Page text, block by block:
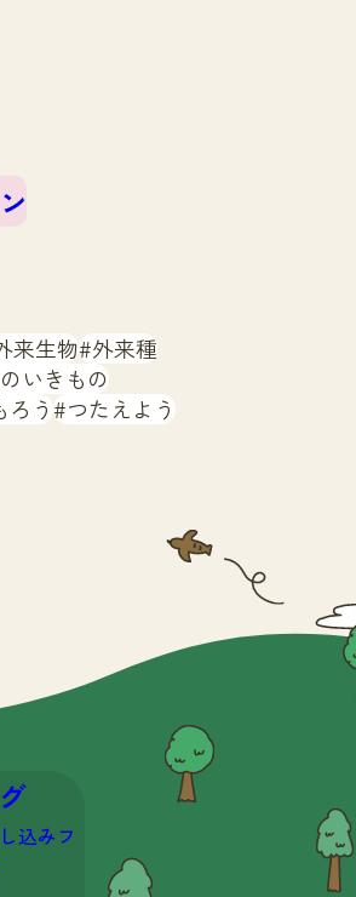
来生物 外来種
いきもの
ろう つたえよう
込みフ